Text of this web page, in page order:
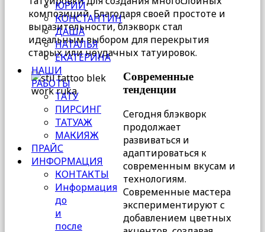
ЮРИЙ
КОНСТАНТИН
ДАША
НАТАЛЬЯ
ЕКАТЕРИНА
НАШИ
РАБОТЫ
ТАТУ
ПИРСИНГ
ТАТУАЖ
МАКИЯЖ
ПРАЙС
ИНФОРМАЦИЯ
КОНТАКТЫ
Информация
до
и
после
композиций. Благодаря своей простоте и
выразительности, блэкворк стал
идеальным выбором для перекрытия
старых или неудачных татуировок.
Современные
тенденции
Сегодня блэкворк
продолжает
развиваться и
адаптироваться к
современным вкусам и
технологиям.
Современные мастера
экспериментируют с
добавлением цветных